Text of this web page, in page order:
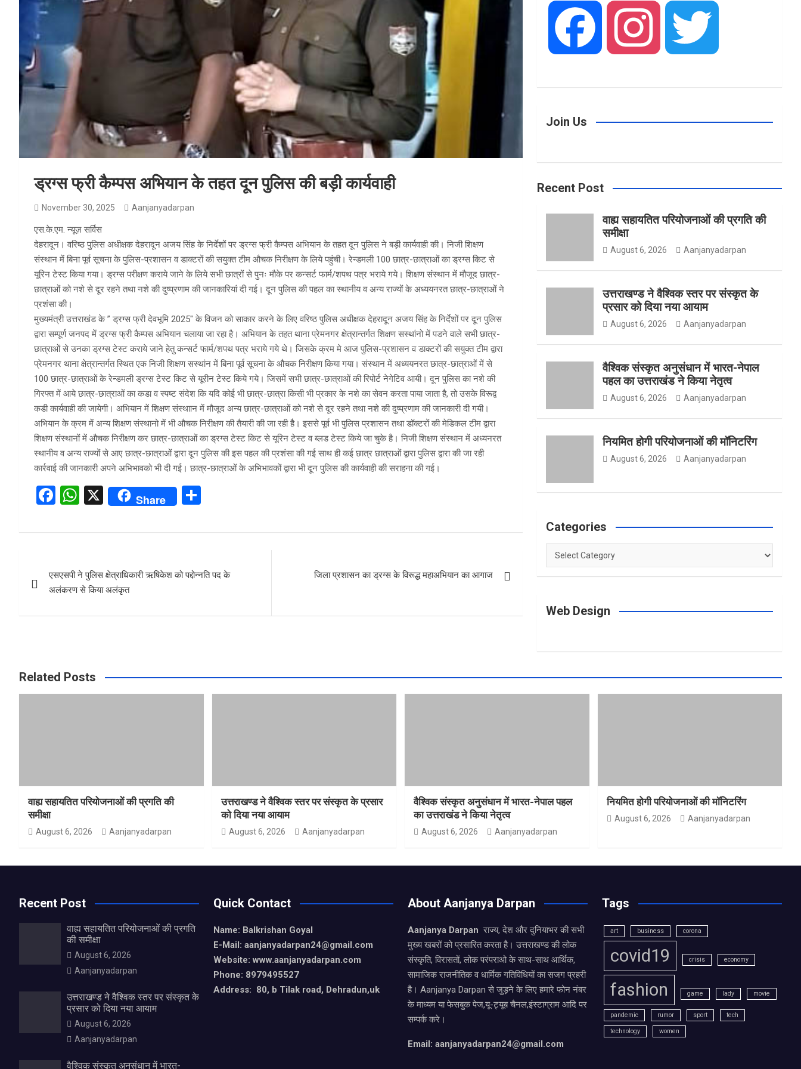
ड्रग्स फ्री कैम्पस अभियान के तहत दून पुलिस की बड़ी कार्यवाही
November 30, 2025 Aanjanyadarpan
एस.के.एम. न्यूज़ सर्विस
देहरादून। वरिष्ठ पुलिस अधीक्षक देहरादून अजय सिंह के निर्देशों पर ड्रग्स फ्री कैम्पस अभियान के तहत दून पुलिस ने बड़ी कार्यवाही की। निजी शिक्षण
संस्थान में बिना पूर्व सूचना के पुलिस-प्रशासन व डाक्टरों की सयुक्त टीम औचक निरीक्षण के लिये पहुंची। रेन्डमली 100 छात्र-छात्राओं का ड्रग्स किट से
यूरिन टेस्ट किया गया। ड्रग्स परीक्षण कराये जाने के लिये सभी छात्रों से पुनः मौके पर कन्सर्ट फार्म/शपथ पत्र भराये गये। शिक्षण संस्थान में मौजूद छात्र-
छात्राओं को नशे से दूर रहने तथा नशे की दुष्प्रणाम की जानकारियां दी गई। दून पुलिस की पहल का स्थानीय व अन्य राज्यों के अध्ययनरत छात्र-छात्राओं ने
प्रशंसा की।
मुख्यमंत्री उत्तराखंड के ” ड्रग्स फ्री देवभूमि 2025″ के विजन को साकार करने के लिए वरिष्ठ पुलिस अधीक्षक देहरादून अजय सिंह के निर्देशों पर दून पुलिस
द्वारा सम्पूर्ण जनपद में ड्रग्स फ्री कैम्पस अभियान चलाया जा रहा है। अभियान के तहत थाना प्रेमनगर क्षेत्रान्तर्गत शिक्षण सस्थांनो में पडने वाले सभी छात्र-
छात्राओं से उनका ड्रग्स टेस्ट कराये जाने हेतु कन्सर्ट फार्म/शपथ पत्र भराये गये थे। जिसके क्रम मे आज पुलिस-प्रशासन व डाक्टरों की सयुक्त टीम द्वारा
प्रेमनगर थाना क्षेत्रान्तर्गत स्थित एक निजी शिक्षण सस्थांन में बिना पूर्व सूचना के औचक निरीक्षण किया गया। संस्थान में अध्ययनरत छात्र-छात्राओं में से
100 छात्र-छात्राओं के रेन्डमली ड्रग्स टेस्ट किट से यूरीन टेस्ट किये गये। जिसमें सभी छात्र-छात्राओं की रिपोर्ट नेगेटिव आयी। दून पुलिस का नशे की
गिरफ्त में आये छात्र-छात्राओं का कडा व स्पष्ट संदेश कि यदि कोई भी छात्र-छात्रा किसी भी प्रकार के नशे का सेवन करता पाया जाता है, तो उसके विरूद्व
कडी कार्यवाही की जायेगी। अभियान में शिक्षण संस्थाान में मौजूद अन्य छात्र-छात्राओं को नशे से दूर रहने तथा नशे की दुष्प्रणाम की जानकारी दी गयी।
अभियान के क्रम में अन्य शिक्षण संस्थानो में भी औचक निरीक्षण की तैयारी की जा रही हैै। इससे पूर्व भी पुलिस प्रशासन तथा डॉक्टरों की मेडिकल टीम द्वारा
शिक्षण संस्थानों में औचक निरीक्षण कर छात्र-छात्राओं का ड्रग्स टेस्ट किट से यूरिन टेस्ट व ब्लड टेस्ट किये जा चुके है। निजी शिक्षण संस्थान में अध्यनरत
स्थानीय व अन्य राज्यों से आए छात्र-छात्राओं द्वारा दून पुलिस की इस पहल की प्रशंसा की गई साथ ही कई छात्र छात्राओं द्वारा पुलिस द्वारा की जा रही
कार्रवाई की जानकारी अपने अभिभावको भी दी गई। छात्र-छात्राओं के अभिभावकों द्वारा भी दून पुलिस की कार्यवाही की सराहना की गई।
F
ce
o
o
k
W
at
A
p
p
X Share
ar
navigation
एसएसपी ने पुलिस क्षेत्राधिकारी ऋषिकेश को पद्दोन्नति पद के
अलंकरण से किया अलंकृत
जिला प्रशासन का ड्रग्स के विरूद्ध महाअभियान का आगाज
e
o
k
t
g
a
m
t
e
Join Us
Recent Post
वाह्य सहायतित परियोजनाओं की प्रगति की
समीक्षा
August 6, 2026 Aanjanyadarpan
उत्तराखण्ड ने वैश्विक स्तर पर संस्कृत के
प्रसार को दिया नया आयाम
August 6, 2026 Aanjanyadarpan
वैश्विक संस्कृत अनुसंधान में भारत-नेपाल
पहल का उत्तराखंड ने किया नेतृत्व
August 6, 2026 Aanjanyadarpan
नियमित होगी परियोजनाओं की मॉनिटरिंग
August 6, 2026 Aanjanyadarpan
Categories
Categories
Web Design
Related Posts
वाह्य सहायतित परियोजनाओं की प्रगति की
समीक्षा
August 6, 2026 Aanjanyadarpan
उत्तराखण्ड ने वैश्विक स्तर पर संस्कृत के प्रसार
को दिया नया आयाम
August 6, 2026 Aanjanyadarpan
वैश्विक संस्कृत अनुसंधान में भारत-नेपाल पहल
का उत्तराखंड ने किया नेतृत्व
August 6, 2026 Aanjanyadarpan
नियमित होगी परियोजनाओं की मॉनिटरिंग
August 6, 2026 Aanjanyadarpan
Recent Post
वाह्य सहायतित परियोजनाओं की प्रगति
की समीक्षा
August 6, 2026
Aanjanyadarpan
उत्तराखण्ड ने वैश्विक स्तर पर संस्कृत के
प्रसार को दिया नया आयाम
August 6, 2026
Aanjanyadarpan
वैश्विक संस्कृत अनुसंधान में भारत-
Quick Contact
Name: Balkrishan Goyal
E-Mail: aanjanyadarpan24@gmail.com
Website: www.aanjanyadarpan.com
Phone: 8979495527
Address: 80, b Tilak road, Dehradun,uk
About Aanjanya Darpan
Aanjanya Darpan राज्य, देश और दुनियाभर की सभी
मुख्य खबरों को प्रसारित करता है। उत्तराखण्ड की लोक
संस्कृति, विरासतों, लोक परंपराओ के साथ-साथ आर्थिक,
सामाजिक राजनीतिक व धार्मिक गतिविधियों का सजग प्रहरी
है। Aanjanya Darpan से जुड़ने के लिए हमारे फोन नंबर
के माध्यम या फेसबुक पेज,यू-ट्यूब चैनल,इंस्टाग्राम आदि पर
सम्पर्क करे।
Email: aanjanyadarpan24@gmail.com
Tags
art business corona
covid19 crisis economy
fashion game lady movie
pandemic rumor sport tech
technology women